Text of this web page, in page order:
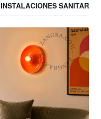
INSTALACIONES SANITARIAS